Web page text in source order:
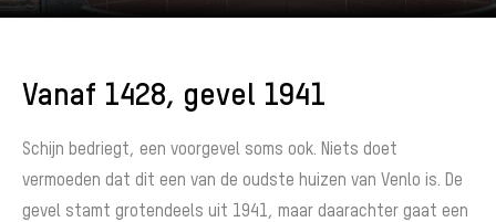
Vanaf 1428, gevel 1941
Schijn bedriegt, een voorgevel soms ook. Niets doet
vermoeden dat dit een van de oudste huizen van Venlo is. De
gevel stamt grotendeels uit 1941, maar daarachter gaat een